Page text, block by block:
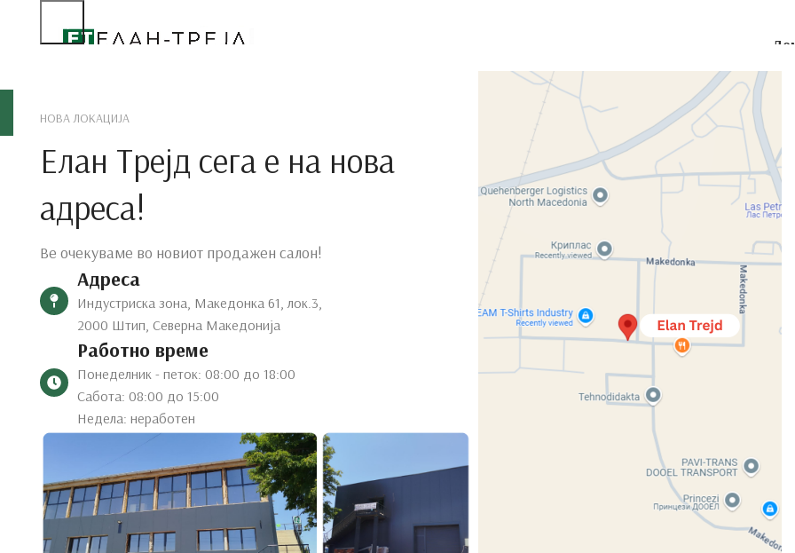
НОВА ЛОКАЦИЈА
Елан Трејд сега е на нова
адреса!
Ве очекуваме во новиот продажен салон!
Адреса
Индустриска зона, Македонка 61, лок.3,
2000 Штип, Северна Македонија
Работно време
Понеделник - петок: 08:00 до 18:00
Сабота: 08:00 до 15:00
Недела: неработен
Спални Детски Соби Претсобја
Home Дневни Клуб маси
Клуб маса
Compare
Categories: